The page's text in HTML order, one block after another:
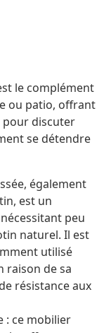
le complément
ou patio, offrant
pour discuter
se détendre
également
est un
peu
naturel. Il est
utilisé
raison de sa
résistance aux
: ce mobilier